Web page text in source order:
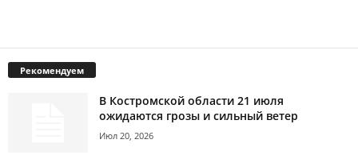
Рекомендуем
В Костромской области 21 июля
ожидаются грозы и сильный ветер
Июл 20, 2026